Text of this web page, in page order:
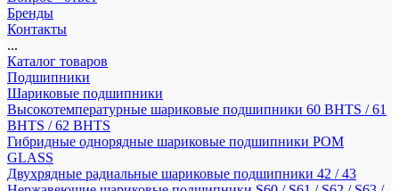
Бренды
Контакты
...
Каталог товаров
Подшипники
Шариковые подшипники
Высокотемпературные шариковые подшипники 60 BHTS / 61
BHTS / 62 BHTS
Гибридные однорядные шариковые подшипники POM
GLASS
Двухрядные радиальные шариковые подшипники 42 / 43